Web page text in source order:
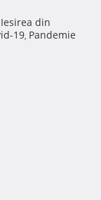
Iesirea din
19, Pandemie